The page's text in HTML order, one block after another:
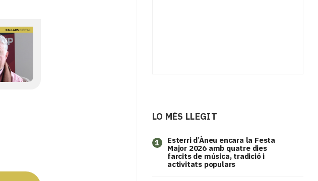
LO MÉS LLEGIT
1
Esterri d’Àneu encara la Festa
Major 2026 amb quatre dies
farcits de música, tradició i
activitats populars